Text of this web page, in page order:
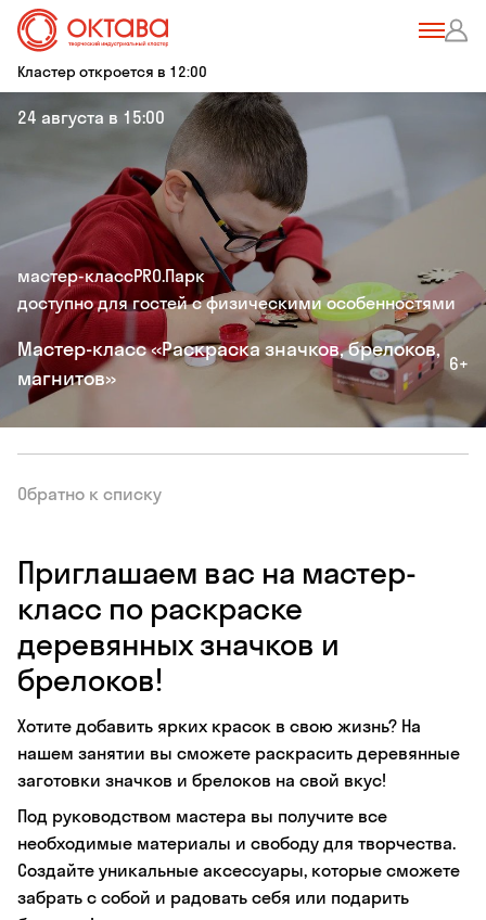
Кластер откроется в 12:00
24 августа в 15:00
мастер-классPRO.Парк
доступно для гостей с физическими особенностями
Мастер-класс «Раскраска значков, брелоков,
магнитов»
6+
Приглашаем вас на мастер-
класс по раскраске
деревянных значков и
брелоков!
Хотите добавить ярких красок в свою жизнь? На
нашем занятии вы сможете раскрасить деревянные
заготовки значков и брелоков на свой вкус!
Под руководством мастера вы получите все
необходимые материалы и свободу для творчества.
Создайте уникальные аксессуары, которые сможете
забрать с собой и радовать себя или подарить
Обратно к списку